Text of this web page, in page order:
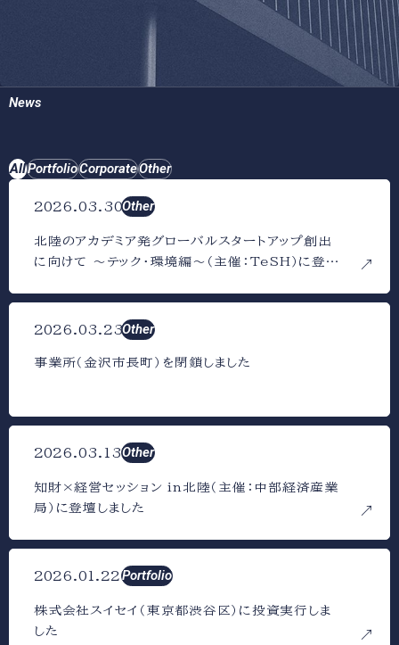
News
AllPortfolioCorporateOther
2026.03.30Other
北陸のアカデミア発グローバルスタートアップ創出
に向けて 〜テック・環境編〜（主催：TeSH）に登壇
2026.03.23Other
事業所（金沢市長町）を閉鎖しました
2026.03.13Other
知財×経営セッション in北陸（主催：中部経済産業
局）に登壇しました
2026.01.22 Portfolio
株式会社スイセイ（東京都渋谷区）に投資実行しま
した